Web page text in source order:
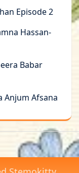
Episode 2
Hassan-
Babar
Anjum Afsana